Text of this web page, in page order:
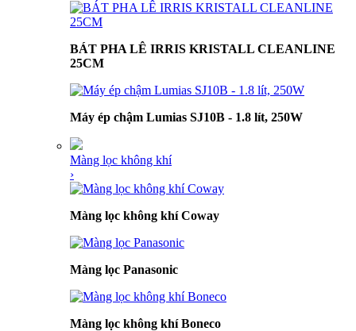
BÁT PHA LÊ IRRIS KRISTALL CLEANLINE
25CM
Máy ép chậm Lumias SJ10B - 1.8 lít, 250W
Màng lọc không khí
›
Màng lọc không khí Coway
Màng lọc Panasonic
Màng lọc không khí Boneco